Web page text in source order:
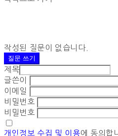
작성된 질문이 없습니다.
질문 쓰기
제목
글쓴이
이메일
비밀번호
비밀번호
개인정보 수집 및 이용에 동의합